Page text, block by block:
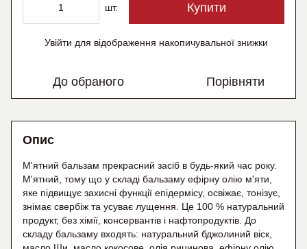
шт. Купити
Увійти для відображення накопичувальної знижки
До обраного Порівняти
Опис
М'ятний бальзам прекрасний засіб в будь-який час року.
М'ятний, тому що у складі бальзаму ефірну олію м'яти,
яке підвищує захисні функції епідермісу, освіжає, тонізує,
знімає свербіж та усуває лущення. Це 100 % натуральний
продукт, без хімії, консервантів і нафтопродуктів. До
складу бальзаму входять: натуральний бджолиний віск,